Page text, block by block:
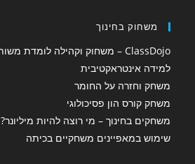
משחוק בחינוך
ClassDojo – משחוק וקהילה לומדת משותפת
למידה אינטראקטיבית
משחק וחזרה על החומר
משחק קורס הון פסיכולוגי
משחקים בחינוך – מי רוצה להיות מיליונר?
שימוש במאפיינים משחקיים בכיתה